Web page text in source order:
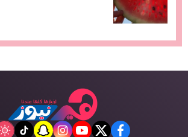
facebook
twitter
youtube
instagram
snapchat
tiktok